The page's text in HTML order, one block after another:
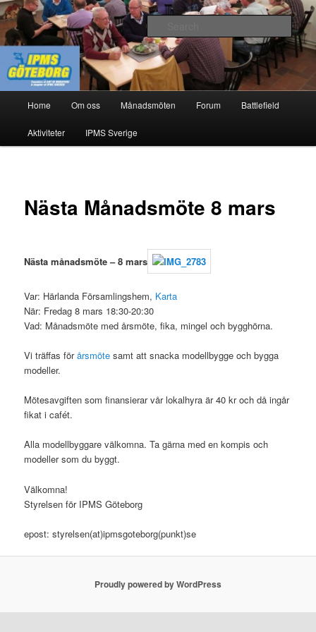
Skip
to
primary
contentIPMS Göteborg
Modellbygge i Väst
Home Om oss Månadsmöten Forum Battlefield
Aktiviteter IPMS Sverige
Nästa Månadsmöte 8 mars
Nästa månadsmöte – 8 mars
Var: Härlanda Församlingshem, Karta
När: Fredag 8 mars 18:30-20:30
Vad: Månadsmöte med årsmöte, fika, mingel och bygghörna.
Vi träffas förårsmöte samt att snacka modellbygge och bygga
modeller.
Mötesavgiften som finansierar vår lokalhyra är 40 kr och då ingår
fikat i cafét.
Alla modellbyggare välkomna. Ta gärna med en kompis och
modeller som du byggt.
Välkomna!
Styrelsen för IPMS Göteborg
epost: styrelsen(at)ipmsgoteborg(punkt)se
Proudly powered by WordPress